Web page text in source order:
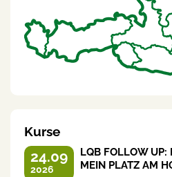
Kurse
24.09
2026
LQB FOLLOW UP:
MEIN PLATZ AM